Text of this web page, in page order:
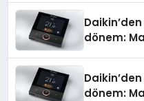
dönem:
dönem: